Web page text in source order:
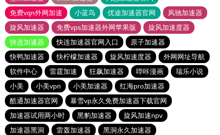
免费vqn外网加速
小蓝鸟 优途加速器官网
风驰加速器
旋风加速器
免费vps加速器外网苹果版
旋风加速度器
快连加速器
快连加速器官网入口
原子加速器
快鸭加速器
快柠檬加速器 旋风加速度器
外网网址导航
软件中心
雷霆加速 狂飙加速器 哔咔漫画
瑞乐小说
小美
小美vpn 小美加速器
红海pro加速器
酷通加速器官网
暴雪vp永久免费加速器下载官网
加速器试用两小时
黑豹加速器
旋风加速npv
加速器黑洞
雷轰加速器 黑洞永久加速器